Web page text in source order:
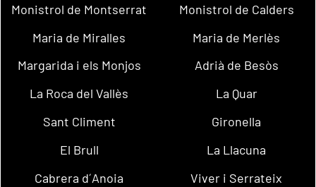
Monistrol de Montserrat
Monistrol de Calders
Maria de Miralles
Maria de Merlès
Margarida i els Monjos
Adrià de Besòs
La Roca del Vallès
La Quar
Sant Climent
Gironella
El Brull
La Llacuna
Cabrera d´Anoia
Viver i Serrateix